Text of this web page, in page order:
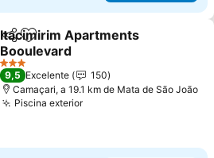
PartilharAdicionar aos favoritos
Itacimirim Apartments
Booulevard
3 Estrelas
9,5 Excelente
150
Camaçari, a 19.1 km de Mata de São João
Piscina exterior